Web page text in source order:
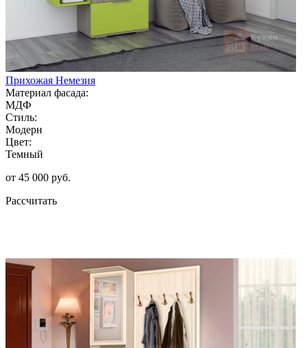
Прихожая Немезия
Материал фасада:
МДФ
Стиль:
Модерн
Цвет:
Темный
от 45 000 руб.
Рассчитать